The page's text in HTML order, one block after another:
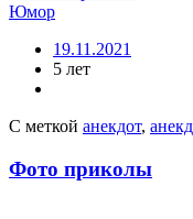
Юмор
19.11.2021
5 лет
С меткой анекдот,
Фото приколы